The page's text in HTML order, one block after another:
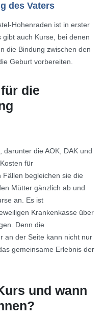
des Vaters
Hohenraden ist in erster
auch Kurse, bei denen
die Bindung zwischen den
Geburt vorbereiten.
die
darunter die AOK, DAK und
für
begleichen sie die
Mütter gänzlich ab und
an. Es ist
Krankenkasse über
Denn die
an der Seite kann nicht nur
gemeinsame Erlebnis der
und wann